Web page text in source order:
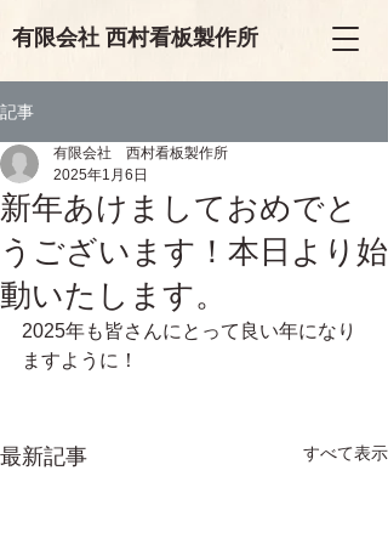
有限会社西村看板製作所
記事
新年あけましておめでと
うございます！本日より始
動いたします。
有限会社 西村看板製作所
2025年1月6日
2025年も皆さんにとって良い年になり
ますように！
最新記事 すべて表示